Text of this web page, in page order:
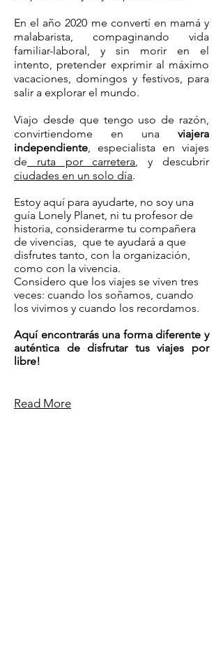
En el año 2020 me convertí en mamá y
malabarista, compaginando vida
familiar-laboral, y sin morir en el
intento, pretender exprimir al máximo
vacaciones, domingos y festivos, para
salir a explorar el mundo.
Viajo desde que tengo uso de razón,
convirtiendome en una viajera
independiente, especialista en viajes
de ruta por carretera, y descubrir
ciudades en un solo día.
Estoy aquí para ayudarte, no soy una
guía Lonely Planet, ni tu profesor de
historia, considerarme tu compañera
de vivencias, que te ayudará a que
disfrutes tanto, con la organización,
como con la vivencia.
Considero que los viajes se viven tres
veces: cuando los soñamos, cuando
los vivimos y cuando los recordamos.
Aquí encontrarás una forma diferente y
auténtica de disfrutar tus viajes por
libre!
Read More